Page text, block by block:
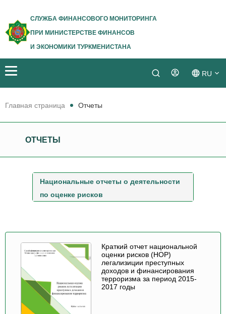
СЛУЖБА ФИНАНСОВОГО МОНИТОРИНГА
ПРИ МИНИСТЕРСТВЕ ФИНАНСОВ
И ЭКОНОМИКИ ТУРКМЕНИСТАНА
Login
RU
Главная стрaница Отчеты
ОТЧЕТЫ
Национальные отчеты о деятельности
по оценке рисков
Краткий отчет национальной
оценки рисков (НОР)
легализиции преступных
доходов и финансирования
терроризма за период 2015-
2017 годы